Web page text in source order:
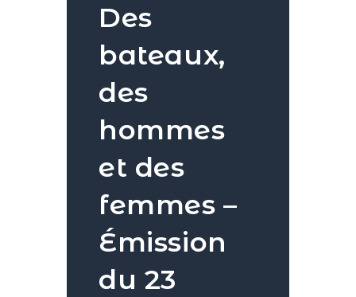
Des
bateaux,
des
hommes
et des
femmes –
Émission
du 23